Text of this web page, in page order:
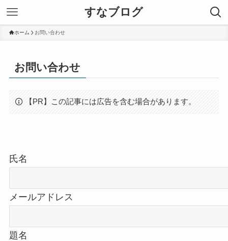
すなブログ
ホーム お問い合わせ
お問い合わせ
【PR】この記事には広告を含む場合があります。
氏名
メールアドレス
題名